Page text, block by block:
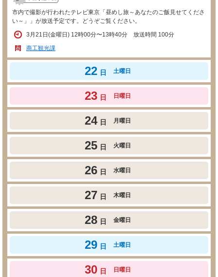
市内で撮影が行われたテレビ東京「昼めし旅～あなたのご飯見せてくださ
い～」」が放送予定です。どうぞご覧ください。
3月21日(金曜日) 12時00分〜13時40分 放送時間 100分
商工観光課
22 日 土曜日
23 日 日曜日
24 日 月曜日
25 日 火曜日
26 日 水曜日
27 日 木曜日
28 日 金曜日
29 日 土曜日
30 日 日曜日